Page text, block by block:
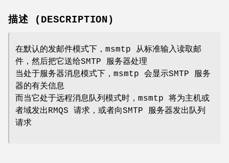
描述 (DESCRIPTION)
在默认的发邮件模式下，msmtp 从标准输入读取邮
件，然后把它送给SMTP 服务器处理
当处于服务器消息模式下，msmtp 会显示SMTP 服务
器的有关信息
而当它处于远程消息队列模式时，msmtp 将为主机或
者域发出RMQS 请求，或者向SMTP 服务器发出队列
请求